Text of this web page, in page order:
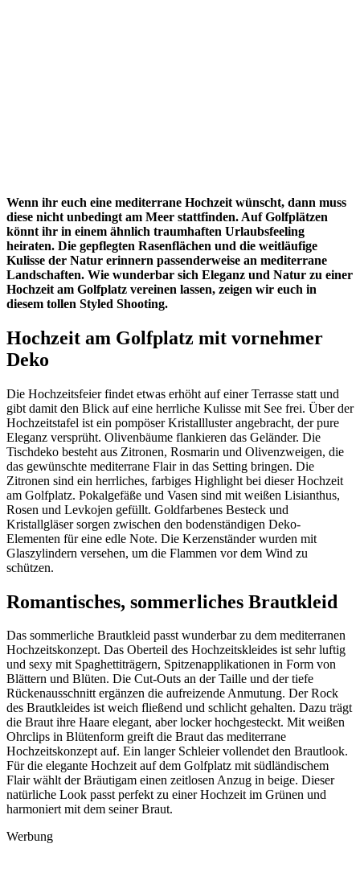
Wenn ihr euch eine mediterrane Hochzeit wünscht, dann muss
diese nicht unbedingt am Meer stattfinden. Auf Golfplätzen
könnt ihr in einem ähnlich traumhaften Urlaubsfeeling
heiraten. Die gepflegten Rasenflächen und die weitläufige
Kulisse der Natur erinnern passenderweise an mediterrane
Landschaften. Wie wunderbar sich Eleganz und Natur zu einer
Hochzeit am Golfplatz vereinen lassen, zeigen wir euch in
diesem tollen Styled Shooting.
Hochzeit am Golfplatz mit vornehmer
Deko
Die Hochzeitsfeier findet etwas erhöht auf einer Terrasse statt und
gibt damit den Blick auf eine herrliche Kulisse mit See frei. Über der
Hochzeitstafel ist ein pompöser Kristallluster angebracht, der pure
Eleganz versprüht. Olivenbäume flankieren das Geländer. Die
Tischdeko besteht aus Zitronen, Rosmarin und Olivenzweigen, die
das gewünschte mediterrane Flair in das Setting bringen. Die
Zitronen sind ein herrliches, farbiges Highlight bei dieser Hochzeit
am Golfplatz. Pokalgefäße und Vasen sind mit weißen Lisianthus,
Rosen und Levkojen gefüllt. Goldfarbenes Besteck und
Kristallgläser sorgen zwischen den bodenständigen Deko-
Elementen für eine edle Note. Die Kerzenständer wurden mit
Glaszylindern versehen, um die Flammen vor dem Wind zu
schützen.
Romantisches, sommerliches Brautkleid
Das sommerliche Brautkleid passt wunderbar zu dem mediterranen
Hochzeitskonzept. Das Oberteil des Hochzeitskleides ist sehr luftig
und sexy mit Spaghettiträgern, Spitzenapplikationen in Form von
Blättern und Blüten. Die Cut-Outs an der Taille und der tiefe
Rückenausschnitt ergänzen die aufreizende Anmutung. Der Rock
des Brautkleides ist weich fließend und schlicht gehalten. Dazu trägt
die Braut ihre Haare elegant, aber locker hochgesteckt. Mit weißen
Ohrclips in Blütenform greift die Braut das mediterrane
Hochzeitskonzept auf. Ein langer Schleier vollendet den Brautlook.
Für die elegante Hochzeit auf dem Golfplatz mit südländischem
Flair wählt der Bräutigam einen zeitlosen Anzug in beige. Dieser
natürliche Look passt perfekt zu einer Hochzeit im Grünen und
harmoniert mit dem seiner Braut.
Werbung